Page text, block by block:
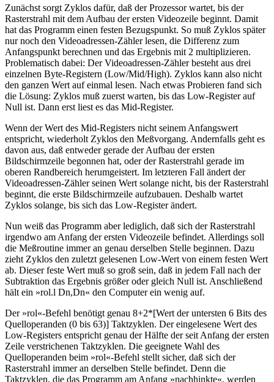
Zunächst sorgt Zyklos dafür, daß der Prozessor wartet, bis der
Rasterstrahl mit dem Aufbau der ersten Videozeile beginnt. Damit
hat das Programm einen festen Bezugspunkt. So muß Zyklos später
nur noch den Videoadressen-Zähler lesen, die Differenz zum
Anfangspunkt berechnen und das Ergebnis mit 2 multiplizieren.
Problematisch dabei: Der Videoadressen-Zähler besteht aus drei
einzelnen Byte-Registern (Low/Mid/High). Zyklos kann also nicht
den ganzen Wert auf einmal lesen. Nach etwas Probieren fand sich
die Lösung: Zyklos muß zuerst warten, bis das Low-Register auf
Null ist. Dann erst liest es das Mid-Register.
Wenn der Wert des Mid-Registers nicht seinem Anfangswert
entspricht, wiederholt Zyklos den Meßvorgang. Andernfalls geht es
davon aus, daß entweder gerade der Aufbau der ersten
Bildschirmzeile begonnen hat, oder der Rasterstrahl gerade im
oberen Randbereich herumgeistert. Im letzteren Fall ändert der
Videoadressen-Zähler seinen Wert solange nicht, bis der Rasterstrahl
beginnt, die erste Bildschirmzeile aufzubauen. Deshalb wartet
Zyklos solange, bis sich das Low-Register ändert.
Nun weiß das Programm aber lediglich, daß sich der Rasterstrahl
irgendwo am Anfang der ersten Videozeile befindet. Allerdings soll
die Meßroutine immer an genau derselben Stelle beginnen. Dazu
zieht Zyklos den zuletzt gelesenen Low-Wert von einem festen Wert
ab. Dieser feste Wert muß so groß sein, daß in jedem Fall nach der
Subtraktion das Ergebnis größer oder gleich Null ist. Anschließend
hält ein »rol.l Dn,Dn« den Computer ein wenig auf.
Der »rol«-Befehl benötigt genau 8+2*[Wert der untersten 6 Bits des
Quelloperanden (0 bis 63)] Taktzyklen. Der eingelesene Wert des
Low-Registers entspricht genau der Hälfte der seit Anfang der ersten
Zeile verstrichenen Taktzyklen. Die geeignete Wahl des
Quelloperanden beim »rol«-Befehl stellt sicher, daß sich der
Rasterstrahl immer an derselben Stelle befindet. Denn die
Taktzyklen, die das Programm am Anfang »nachhinkte«, werden